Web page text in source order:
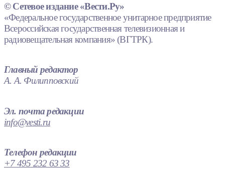
© Сетевое издание «Вести.Ру»
«Федеральное государственное унитарное предприятие
Всероссийская государственная телевизионная и
радиовещательная компания» (ВГТРК).
Главный редактор
А. А. Филипповский
Эл. почта редакции
info@vesti.ru
Телефон редакции
+7 495 232 63 33